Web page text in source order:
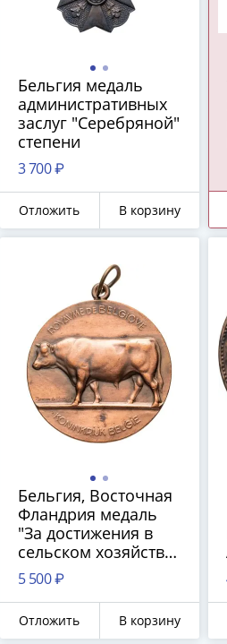
Бельгия медаль
административных
заслуг "Серебряной"
степени
3 700 ₽
Отложить В корзину
Бельгия, Восточная
Фландрия медаль
"За достижения в
сельском хозяйстве"
1950-1977
5 500 ₽
Отложить В корзину